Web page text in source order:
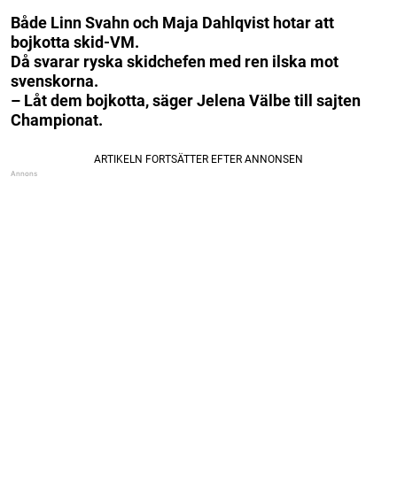
Både Linn Svahn och Maja Dahlqvist hotar att
bojkotta skid-VM.
Då svarar ryska skidchefen med ren ilska mot
svenskorna.
– Låt dem bojkotta, säger Jelena Välbe till sajten
Championat.